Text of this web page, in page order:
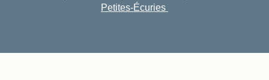
Petites-Écuries